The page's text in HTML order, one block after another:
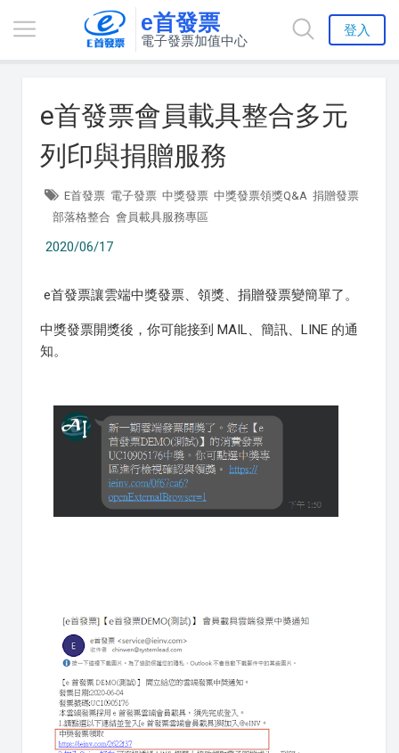
e首發票
電子發票加值中心
登入
e首發票會員載具整合多元
列印與捐贈服務
E首發票 電子發票 中獎發票 中獎發票領獎Q&A 捐贈發票
部落格整合 會員載具服務專區
2020/06/17
e首發票讓雲端中獎發票、領獎、捐贈發票變簡單了。
中獎發票開獎後，你可能接到 MAIL、簡訊、LINE 的通
知。